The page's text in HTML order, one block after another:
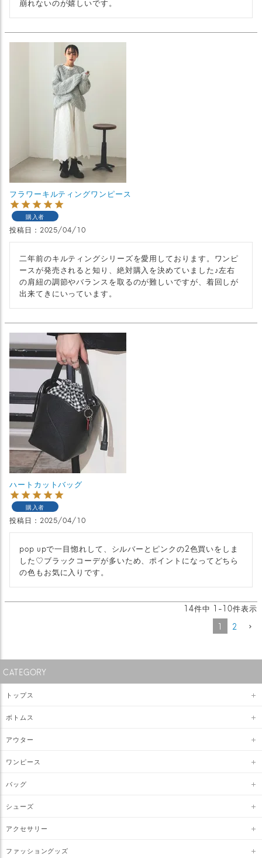
フラワーキルティングワンピース
購入者
投稿日 2025/04/10
二年前のキルティングシリーズを愛用しております。ワンピ
ースが発売されると知り、絶対購入を決めていました♪左右
の肩紐の調節やバランスを取るのが難しいですが、着回しが
出来てきにいっています。
ハートカットバッグ
購入者
投稿日 2025/04/10
pop upで一目惚れして、シルバーとピンクの2色買いをしま
した♡ブラックコーデが多いため、ポイントになってどちら
の色もお気に入りです。
14件中 1 -10件表示
1
2
CATEGORY
トップス
ボトムス
アウター
ワンピース
バッグ
シューズ
アクセサリー
ファッショングッズ